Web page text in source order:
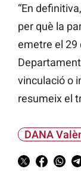
“En
per què la
emetre el 29
vinculació o
resumeix el
DANA